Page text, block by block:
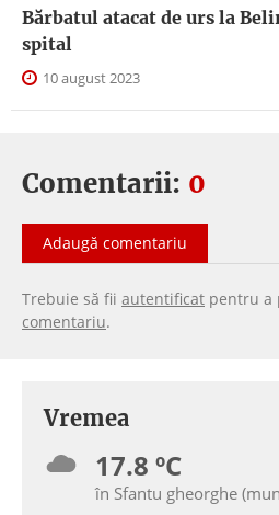
Bărbatul atacat de urs la
spital
10 august 2023
Comentarii: 0
Adaugă comentariu
Trebuie să fii autentificat pentru a
comentariu.
Vremea
17.8 ºC
în Sfantu gheorghe